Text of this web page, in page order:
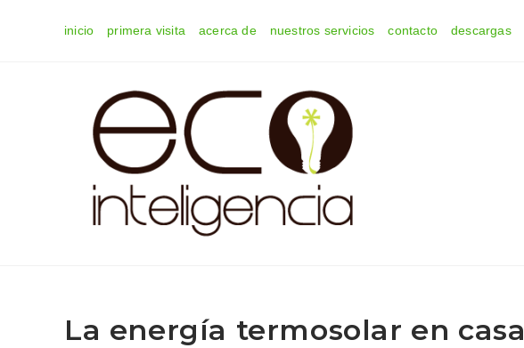
inicio primera visita acerca de nuestros servicios contacto descargas
La energía termosolar en casa